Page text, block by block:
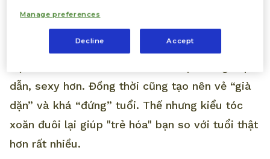
Tóc Dài Uốn Đuôi - Giúp bạn trông trẻ
dẫn, sexy hơn. Đồng thời cũng tạo nên vẻ “già
dặn” và khá “đứng” tuổi. Thế nhưng kiểu tóc
xoăn đuôi lại giúp "trẻ hóa" bạn so với tuổi thật
hơn rất nhiều.
Manage preferences
Decline Accept